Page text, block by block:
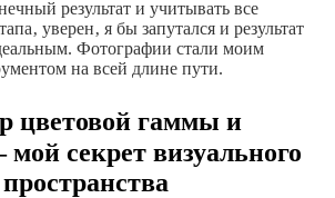
результат и учитывать все
уверен‚ я бы запутался и результат
Фотографии стали моим
на всей длине пути.
цветовой гаммы и
мой секрет визуального